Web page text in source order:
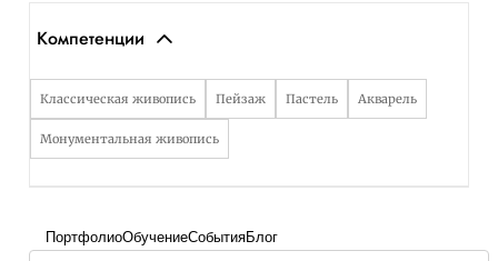
Компетенции
Классическая живопись Пейзаж Пастель Акварель
Монументальная живопись
ПортфолиоОбучениеСобытияБлог